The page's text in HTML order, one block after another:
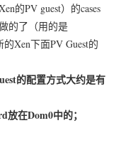
的PV guest）的cases
的了（用的是
Xen下面PV Guest的
的配置方式大约是有
在Dom0中的；